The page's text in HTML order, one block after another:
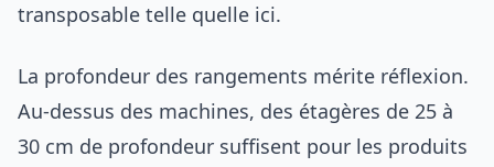
transposable telle quelle ici.
La profondeur des rangements mérite réflexion.
Au-dessus des machines, des étagères de 25 à
30 cm de profondeur suffisent pour les produits